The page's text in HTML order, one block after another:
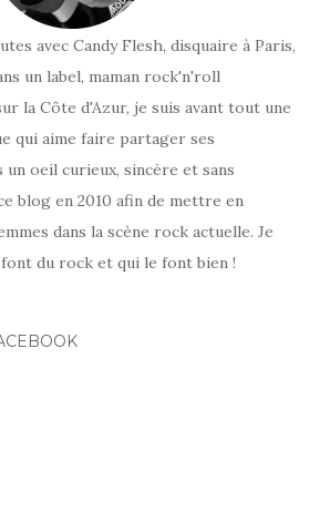
avec Candy Flesh, disquaire à Paris,
un label, maman rock'n'roll
la Côte d'Azur, je suis avant tout une
qui aime faire partager ses
oeil curieux, sincère et sans
blog en 2010 afin de mettre en
dans la scène rock actuelle. Je
du rock et qui le font bien !